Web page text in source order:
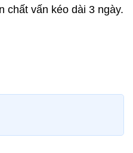
chất vấn kéo dài 3 ngày.